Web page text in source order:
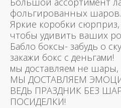
фольгированных шаров.
Яркие коробки
чтобы удивить ваших
Бабло боксы- забудь о
закажи бокс с деньгами!
мы доставляем не шары,
МЫ ДОСТАВЛЯЕМ
ВЕДЬ ПРАЗДНИК БЕЗ
ПОСИДЕЛКИ!